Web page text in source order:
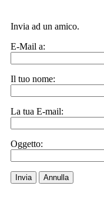
Invia ad un amico.
E-Mail a:
Il tuo nome:
La tua E-mail:
Oggetto:
Invia Annulla